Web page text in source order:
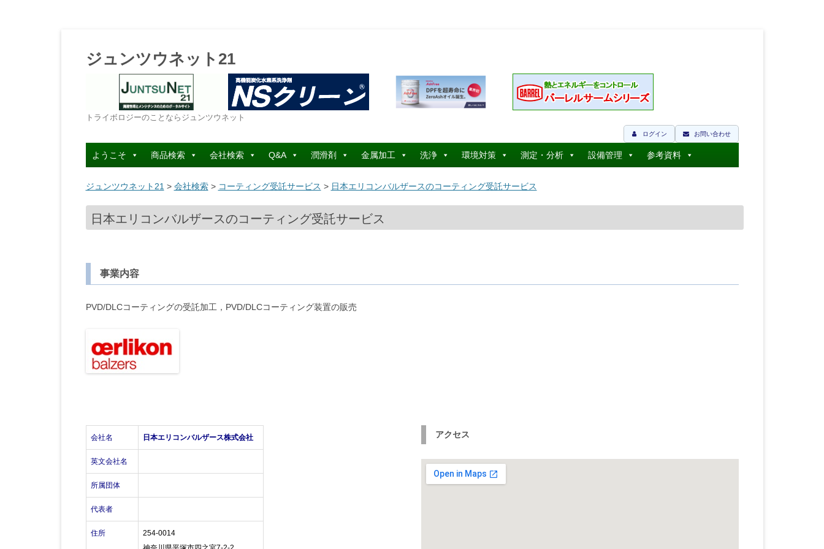
ジュンツウネット21
トライボロジーのことならジュンツウネット
お問い合わせ
ログイン
コ
ン
テ
ン
へ
キ
プ
ようこそ 商品検索 会社検索 Q&A 潤滑剤 金属加工 洗浄 環境対策 測定・分析 設備管理 参考資料
ジュンツウネット21 > 会社検索> コーティング受託サービス > 日本エリコンバルザースのコーティング受託サービス
日本エリコンバルザースのコーティング受託サービス
事業内容
PVD/DLCコーティングの受託加工，PVD/DLCコーティング装置の販売
会社名 日本エリコンバルザース株式会社
英文会社名
所属団体
代表者
住所
254-0014
アクセス